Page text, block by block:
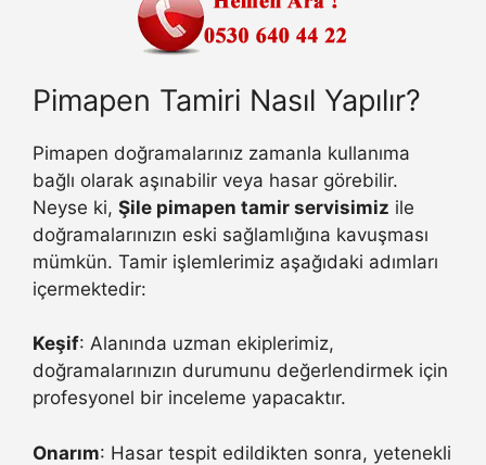
Pimapen Tamiri Nasıl Yapılır?
Pimapen doğramalarınız zamanla kullanıma
bağlı olarak aşınabilir veya hasar görebilir.
Neyse ki, Şile pimapen tamir servisimiz ile
doğramalarınızın eski sağlamlığına kavuşması
mümkün. Tamir işlemlerimiz aşağıdaki adımları
içermektedir:
Keşif: Alanında uzman ekiplerimiz,
doğramalarınızın durumunu değerlendirmek için
profesyonel bir inceleme yapacaktır.
Onarım: Hasar tespit edildikten sonra, yetenekli